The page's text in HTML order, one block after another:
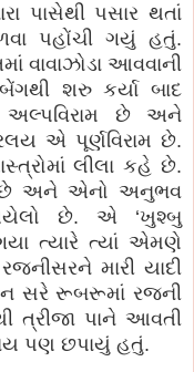
પાસેથી પસાર થતાં
પહોંચી ગયું હતું.
વાવાઝોડા આવવાની
શરુ કર્યા બાદ
અલ્પવિરામ છે અને
એ પૂર્ણવિરામ છે.
લીલા કહે છે.
છે અને એનો અનુભવ
છે. એ ‘ખુશ્બુ
ગયા ત્યારે ત્યાં એમણે
મારી યાદી
સરે રૂબરૂમાં રજની
ત્રીજા પાને આવતી
પણ છપાયું હતું.